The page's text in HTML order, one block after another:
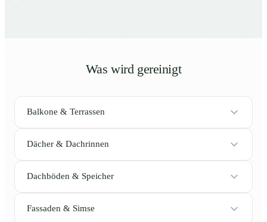
Was wird gereinigt
Balkone & Terrassen
Dächer & Dachrinnen
Dachböden & Speicher
Fassaden & Simse